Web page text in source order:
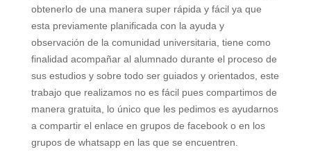
obtenerlo de una manera super rápida y fácil ya que
esta previamente planificada con la ayuda y
observación de la comunidad universitaria, tiene como
finalidad acompañar al alumnado durante el proceso de
sus estudios y sobre todo ser guiados y orientados, este
trabajo que realizamos no es fácil pues compartimos de
manera gratuita, lo único que les pedimos es ayudarnos
a compartir el enlace en grupos de facebook o en los
grupos de whatsapp en las que se encuentren.